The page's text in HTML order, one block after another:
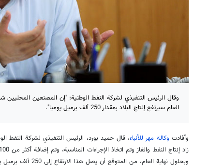
وقال الرئيس التنفيذي لشركة النفط الوطنية: "إن المصنعين المحليين
العام سيرتفع إنتاج البلاد بمقدار 250 ألف برميل يوميا".
وأفادت وكالة مهر للأنباء، قال حميد بورد، الرئيس التنفيذي لشركة النفط
وبحلول نهاية العام، من المتوقع أن يصل هذا الارتفاع إلى 250 ألف برميل يومياً".